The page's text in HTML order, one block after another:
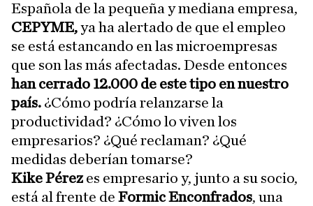
Española de la pequeña y mediana empresa,
CEPYME,ya ha alertado de que el empleo
se está estancando en las microempresas
que son las más afectadas. Desde entonces
han cerrado 12.000 de este tipo en nuestro
país. ¿Cómo podría relanzarse la
productividad? ¿Cómo lo viven los
empresarios? ¿Qué reclaman? ¿Qué
medidas deberían tomarse?
Kike Pérezes empresario y, junto a su socio,
está al frente de Formic Enconfrados, una